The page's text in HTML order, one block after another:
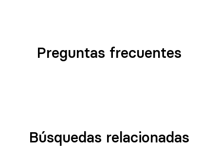
Preguntas frecuentes
Búsquedas relacionadas